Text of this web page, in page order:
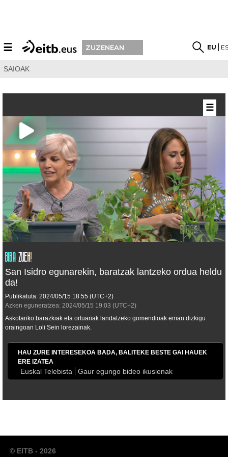
☰ ZUZENEAN EU
SAIOAK
San Isidro egunarekin, baratzak lantzeko ordua heldu
da!
Publikatuta: 2024/05/15 18:55 (UTC+2)
Azken eguneratzea: 2024/05/15 19:03 (UTC+2)
Askotariko barazkiak eta ortuariak landatzeko gomendioak eman dizkigu
oraingoan Loli Sein lorezainak.
HAU ZURE INTERESEKOA BADA, BALITEKE BESTE GAI HAUEK
ERE IZATEA
Euskal Telebista Gaur egungo bideo ikusienak
☰
© EITB - 2026